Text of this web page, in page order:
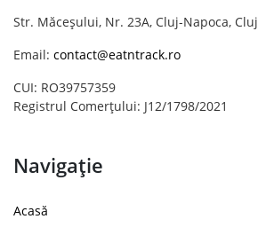
Str. Măceșului, Nr. 23A, Cluj-Napoca, Cluj
Email: contact@eatntrack.ro
CUI: RO39757359
Registrul Comerțului: J12/1798/2021
Navigație
Acasă